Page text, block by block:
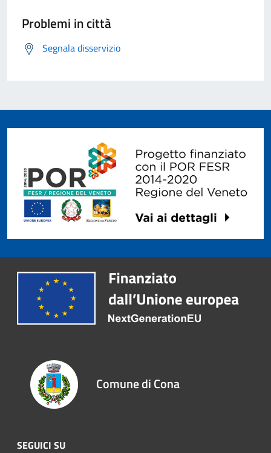
Problemi in città
Segnala disservizio
Comune di Cona
SEGUICI SU